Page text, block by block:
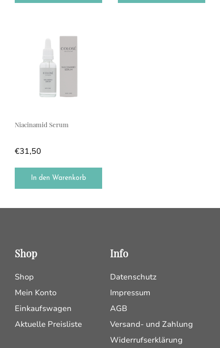
Niacinamid Serum
€31,50
In den Warenkorb
Shop
Shop
Mein Konto
Einkaufswagen
Aktuelle Preisliste
Info
Datenschutz
Impressum
AGB
Versand- und Zahlung
Widerrufserklärung